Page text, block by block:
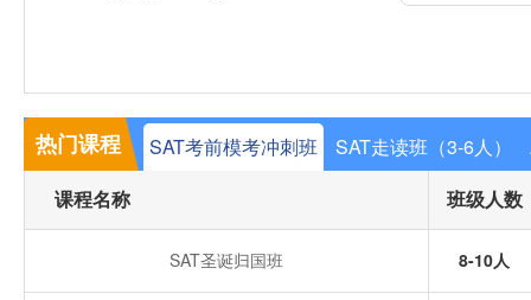
热门课程 SAT考前模考冲刺班 SAT走读班（3-6人）
课程名称
班级人数
SAT圣诞归国班 8-10人